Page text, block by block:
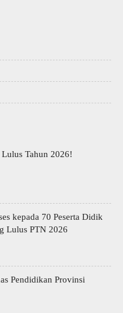
Lulus Tahun 2026!
kepada 70 Peserta Didik
Lulus PTN 2026
Pendidikan Provinsi